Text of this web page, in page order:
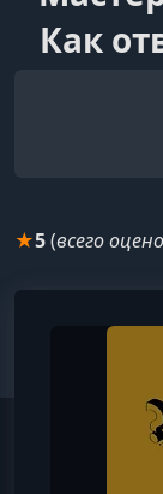
Как
★5(всего